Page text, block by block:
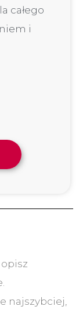
całego
i
najszybciej,